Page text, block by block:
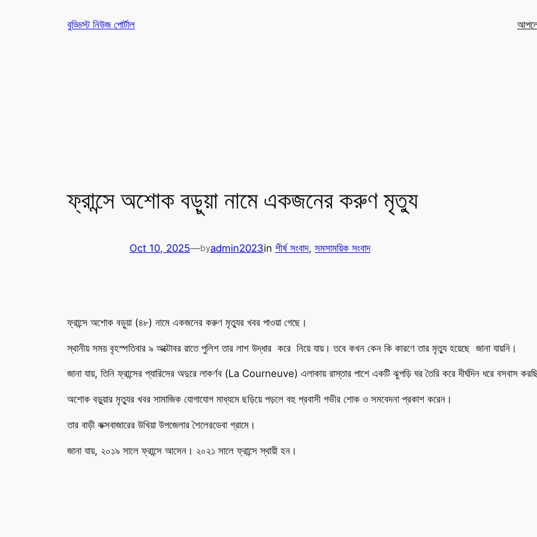
বুড্ডিস্ট নিউজ পোর্টাল
ফ্রান্সে অশোক বড়ুয়া নামে একজনের করুণ মৃত্যু
Oct 10, 2025—byadmin2023in শীর্ষ সংবাদ, সমসাময়িক সংবাদ
ফ্রান্সে অশোক বড়ুয়া (৪৮) নামে একজনের করুণ মৃত্যুর খবর পাওয়া গেছে।
স্থানীয় সময় বৃহস্পতিবার ৯ অক্টোবর রাতে পুলিশ তার লাশ উদ্ধার করে নিয়ে যায়। তবে কখন কেন কি কারণে তার মৃত্যু হয়েছে জানা যায়নি।
জানা যায়, তিনি ফ্রান্সের প্যারিসের অদুরে লাকর্ণব (La Courneuve) এলাকায় রাস্তার পাশে একটি ঝুপড়ি ঘর তৈরি করে দীর্ঘদিন ধরে বসবাস
অশোক বড়ুয়ার মৃত্যুর খবর সামাজিক যোগাযোগ মাধ্যমে ছড়িয়ে পড়লে বহু প্রবাসী গভীর শোক ও সমবেদনা প্রকাশ করেন।
তার বাড়ী কক্সবাজারের উখিয়া উপজেলার শৈলেরডেবা গ্রামে।
জানা যায়, ২০১৯ সালে ফ্রান্সে আসেন। ২০২১ সালে ফ্রান্সে স্থায়ী হন।